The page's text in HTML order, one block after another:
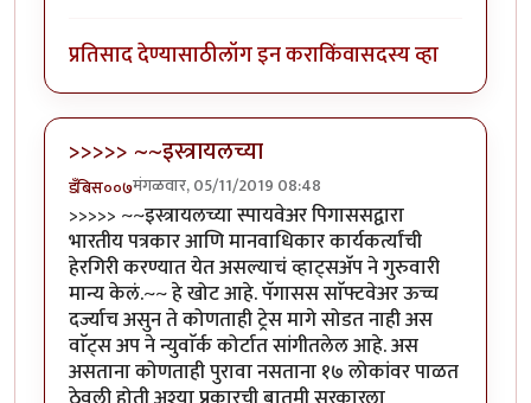
प्रतिसाद देण्यासाठीलॉग इन कराकिंवासदस्य व्हा
>>>>> ~~इस्त्रायलच्या
डँबिस००७मंगळवार, 05/11/2019 08:48
>>>>> ~~इस्त्रायलच्या स्पायवेअर पिगाससद्वारा
भारतीय पत्रकार आणि मानवाधिकार कार्यकर्त्यांची
हेरगिरी करण्यात येत असल्याचं व्हाट्सअ‍ॅप ने गुरुवारी
मान्य केलं.~~ हे खोट आहे. पॅगासस साॅफ्टवेअर ऊच्च
दर्ज्याच असुन ते कोणताही ट्रेस मागे सोडत नाही अस
वाॅट्स अप ने न्युवाॅर्क कोर्टात सांगीतलेल आहे. अस
असताना कोणताही पुरावा नसताना १७ लोकांवर पाळत